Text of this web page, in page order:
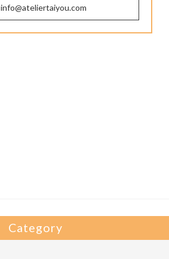
info@ateliertaiyou.com
Category